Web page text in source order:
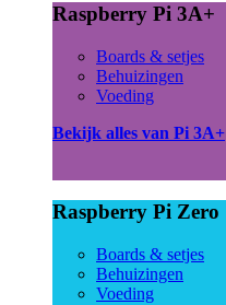
Raspberry Pi 3A+
Boards & setjes
Behuizingen
Voeding
Bekijk alles van Pi 3A+
Raspberry Pi Zero
Boards & setjes
Behuizingen
Voeding